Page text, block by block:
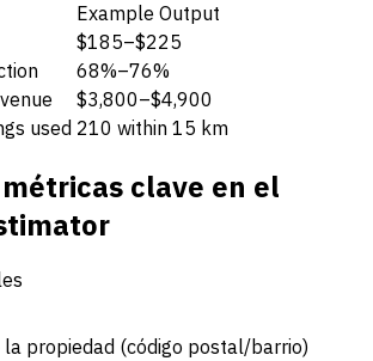
Example Output
$185–$225
68%–76%
$3,800–$4,900
used 210 within 15 km
clave en el
la propiedad (código postal/barrio)